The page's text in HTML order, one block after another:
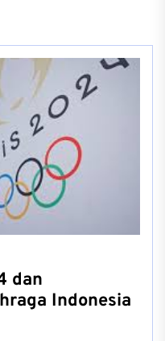
dan
Indonesia